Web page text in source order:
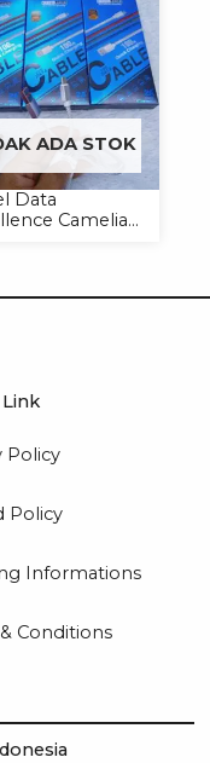
ADA STOK
Data
Camelia
Policy
Policy
Informations
Conditions